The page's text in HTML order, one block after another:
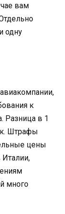
вам
одну
к
Разница в 1
Штрафы
цены
Италии,
много